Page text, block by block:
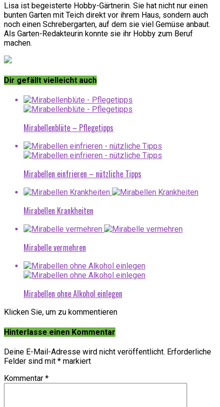
Lisa ist begeisterte Hobby-Gärtnerin. Sie hat nicht nur einen
bunten Garten mit Teich direkt vor ihrem Haus, sondern auch
noch einen Schrebergarten, auf dem sie viel Gemüse anbaut.
Als Garten-Redakteurin konnte sie ihr Hobby zum Beruf
machen.
Dir gefällt vielleicht auch
Mirabellenblüte – Pflegetipps
Mirabellen einfrieren – nützliche Tipps
Mirabellen Krankheiten
Mirabelle vermehren
Mirabellen ohne Alkohol einlegen
Klicken Sie, um zu kommentieren
Hinterlasse einen Kommentar
Deine E-Mail-Adresse wird nicht veröffentlicht. Erforderliche
Felder sind mit * markiert
Kommentar *